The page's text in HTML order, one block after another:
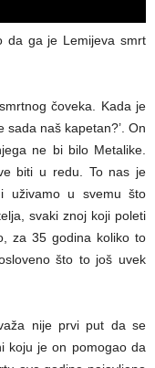
da ga je Lemijeva smrt
čoveka. Kada je
sada naš kapetan?’. On
ne bi bilo Metalike.
biti u redu. To nas je
uživamo u svemu što
svaki znoj koji poleti
za 35 godina koliko to
što to još uvek
nije prvi put da se
koju je on pomogao da